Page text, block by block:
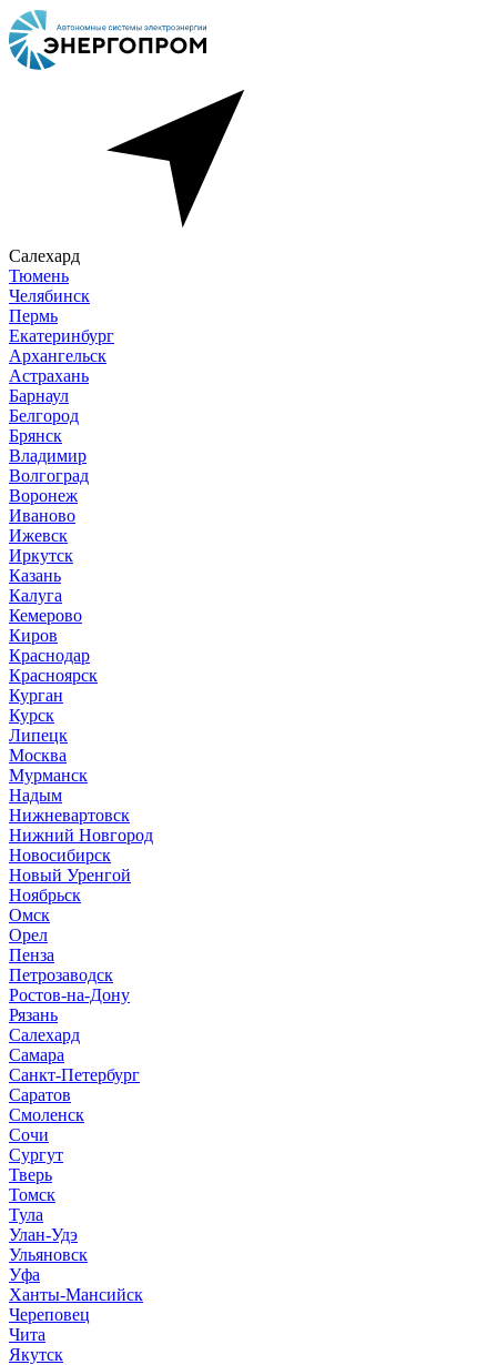
Салехард
Тюмень
Челябинск
Пермь
Екатеринбург
Архангельск
Астрахань
Барнаул
Белгород
Брянск
Владимир
Волгоград
Воронеж
Иваново
Ижевск
Иркутск
Казань
Калуга
Кемерово
Киров
Краснодар
Красноярск
Курган
Курск
Липецк
Москва
Мурманск
Надым
Нижневартовск
Нижний Новгород
Новосибирск
Новый Уренгой
Ноябрьск
Омск
Орел
Пенза
Петрозаводск
Ростов-на-Дону
Рязань
Салехард
Самара
Санкт-Петербург
Саратов
Смоленск
Сочи
Сургут
Тверь
Томск
Тула
Улан-Удэ
Ульяновск
Уфа
Ханты-Мансийск
Череповец
Чита
Якутск